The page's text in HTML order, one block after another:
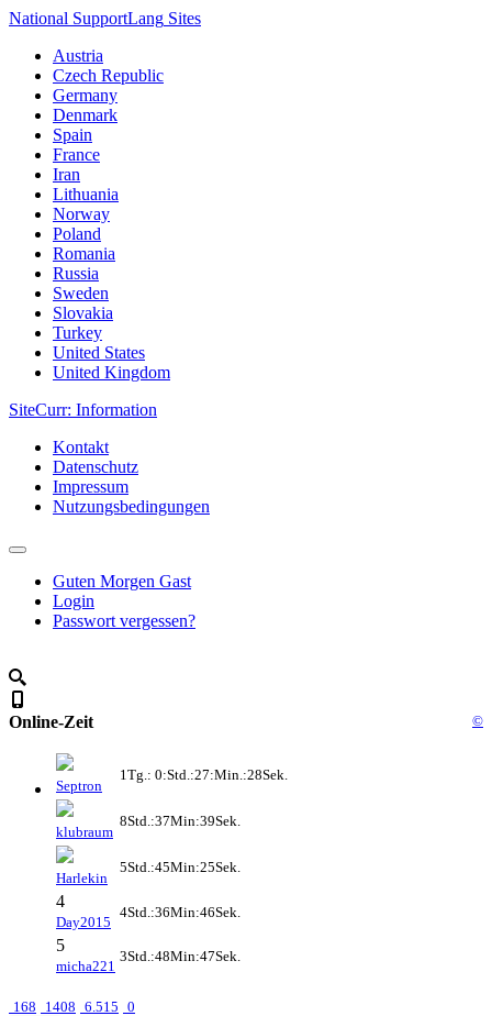
National SupportLang Sites
Austria
Czech Republic
Germany
Denmark
Spain
France
Iran
Lithuania
Norway
Poland
Romania
Russia
Sweden
Slovakia
Turkey
United States
United Kingdom
SiteCurr: Information
Kontakt
Datenschutz
Impressum
Nutzungsbedingungen
Guten Morgen Gast
Login
Passwort vergessen?
Online-Zeit ©
Septron
1Tg.: 0:Std.:27:Min.:28Sek.
klubraum
8Std.:37Min:39Sek.
Harlekin
5Std.:45Min:25Sek.
4
Day2015
4Std.:36Min:46Sek.
5
micha221
3Std.:48Min:47Sek.
168 1408 6.515 0